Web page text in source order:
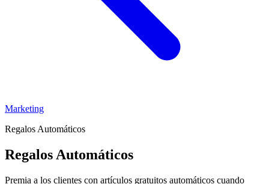
Marketing
Regalos Automáticos
Regalos Automáticos
Premia a los clientes con artículos gratuitos automáticos cuando